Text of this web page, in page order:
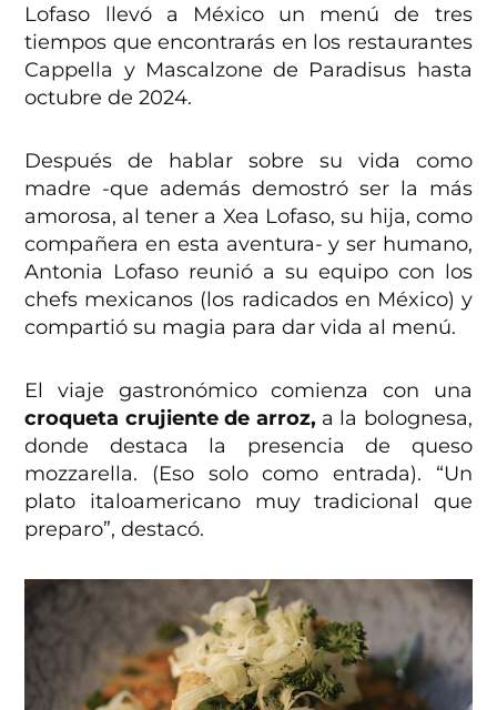
Lofaso llevó a México un menú de tres
tiempos que encontrarás en los restaurantes
Cappella y Mascalzone de Paradisus hasta
octubre de 2024.
Después de hablar sobre su vida como
madre -que además demostró ser la más
amorosa, al tener a Xea Lofaso, su hija, como
compañera en esta aventura- y ser humano,
Antonia Lofaso reunió a su equipo con los
chefs mexicanos (los radicados en México) y
compartió su magia para dar vida al menú.
El viaje gastronómico comienza con una
croqueta crujiente de arroz, a la bolognesa,
donde destaca la presencia de queso
mozzarella. (Eso solo como entrada). “Un
plato italoamericano muy tradicional que
preparo”, destacó.